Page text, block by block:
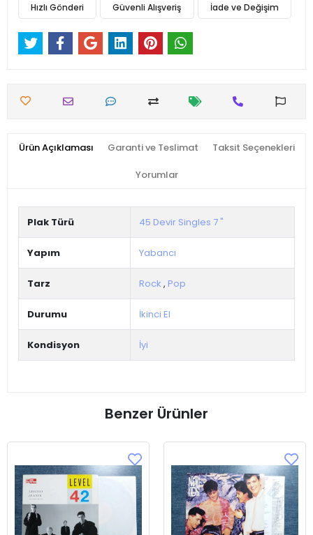
Hızlı Gönderi Güvenli Alışveriş İade ve Değişim
Ürün Açıklaması Garanti ve Teslimat Taksit Seçenekleri
Yorumlar
Plak Türü 45 Devir Singles 7 "
Yapım Yabancı
Tarz Rock , Pop
Durumu İkinci El
Kondisyon İyi
Benzer Ürünler